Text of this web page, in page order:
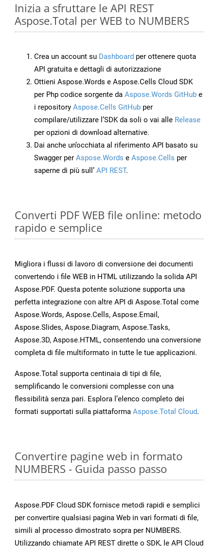
Inizia a sfruttare le API REST
Aspose.Total per WEB to NUMBERS
Crea un account su Dashboard per ottenere quota
API gratuita e dettagli di autorizzazione
Ottieni Aspose.Words e Aspose.Cells Cloud SDK
per Php codice sorgente da Aspose.Words GitHub e
i repository Aspose.Cells GitHub per
compilare/utilizzare l’SDK da soli o vai alle Release
per opzioni di download alternative.
Dai anche un’occhiata al riferimento API basato su
Swagger per Aspose.Words e Aspose.Cells per
saperne di più sull’ API REST.
Converti PDF WEB file online: metodo
rapido e semplice
Migliora i flussi di lavoro di conversione dei documenti
convertendo i file WEB in HTML utilizzando la solida API
Aspose.PDF. Questa potente soluzione supporta una
perfetta integrazione con altre API di Aspose.Total come
Aspose.Words, Aspose.Cells, Aspose.Email,
Aspose.Slides, Aspose.Diagram, Aspose.Tasks,
Aspose.3D, Aspose.HTML, consentendo una conversione
completa di file multiformato in tutte le tue applicazioni.
Aspose.Total supporta centinaia di tipi di file,
semplificando le conversioni complesse con una
flessibilità senza pari. Esplora l’elenco completo dei
formati supportati sulla piattaforma Aspose.Total Cloud.
Convertire pagine web in formato
NUMBERS - Guida passo passo
Aspose.PDF Cloud SDK fornisce metodi rapidi e semplici
per convertire qualsiasi pagina Web in vari formati di file,
simili al processo dimostrato sopra per NUMBERS.
Utilizzando chiamate API REST dirette o SDK, le API Cloud